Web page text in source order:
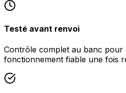
Testé avant renvoi
Contrôle complet au banc pour
fonctionnement fiable une fois